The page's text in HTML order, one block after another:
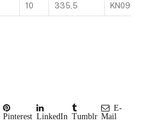
10 335,5 KN09RK
Pinterest LinkedIn Tumblr
E-
Mail